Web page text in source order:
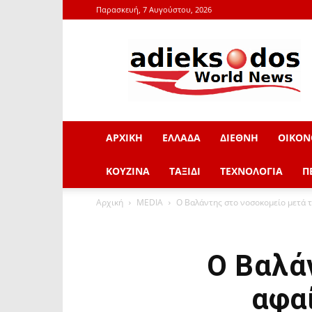
Παρασκευή, 7 Αυγούστου, 2026
adieksodos.gr
ΑΡΧΙΚΗ ΕΛΛΑΔΑ ΔΙΕΘΝΗ
ΚΟΥΖΙΝΑ ΤΑΞΙΔΙ ΤΕΧΝΟΛΟΓΙΑ
Αρχική MEDIA Ο Βαλάντης στο νοσοκομείο μετά
Ο